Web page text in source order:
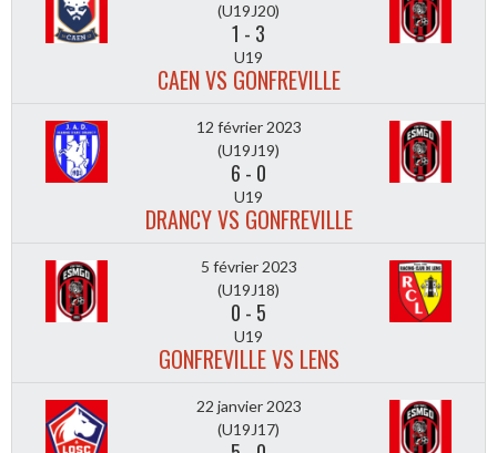
(U19J20)
1 - 3
U19
CAEN VS GONFREVILLE
12 février 2023
(U19J19)
6 - 0
U19
DRANCY VS GONFREVILLE
5 février 2023
(U19J18)
0 - 5
U19
GONFREVILLE VS LENS
22 janvier 2023
(U19J17)